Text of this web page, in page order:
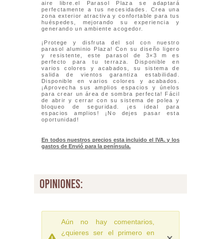
aire libre.el Parasol Plaza se adaptará
perfectamente a tus necesidades. Crea una
zona exterior atractiva y confortable para tus
huéspedes, mejorando su experiencia y
generando un ambiente acogedor.
¡Protege y disfruta del sol con nuestro
parasol aluminio Plaza! Con su diseño ligero
y resistente, este parasol de 3×3 m es
perfecto para tu terraza. Disponible en
varios colores y acabados, su sistema de
salida de vientos garantiza estabilidad.
Disponible en varios colores y acabados.
¡Aprovecha sus amplios espacios y únelos
para crear un área de sombra perfecta! Fácil
de abrir y cerrar con su sistema de polea y
bloqueo de seguridad. ¡es ideal para
espacios amplios! ¡No dejes pasar esta
oportunidad!
En todos nuestros precios esta incluido el IVA. y los
gastos de Envió para la península.
opiniones:
Aún no hay comentarios,
¿quieres ser el primero en